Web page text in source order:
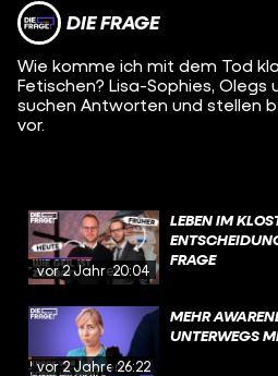
DIE FRAGE
Wie komme ich mit dem Tod
Fetischen? Lisa-Sophies, Olegs
suchen Antworten und stellen
vor.
vor 2 Jahren20:04
LEBEN IM
FRAGE
vor 2 Jahren26:22
MEHR
UNTERWEGS